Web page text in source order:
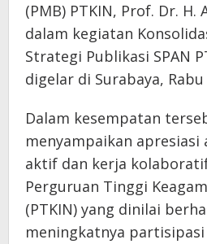
(PMB) PTKIN, Prof. Dr. H.
dalam kegiatan
Strategi Publikasi SPAN
digelar di Surabaya, Rabu
Dalam kesempatan
menyampaikan
aktif dan kerja
Perguruan Tinggi
(PTKIN) yang dinilai
meningkatnya partisipasi